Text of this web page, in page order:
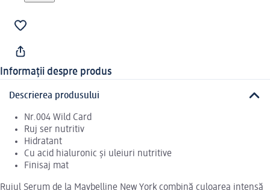
Informații despre produs
Descrierea produsului
Nr.004 Wild Card
Ruj ser nutritiv
Hidratant
Cu acid hialuronic și uleiuri nutritive
Finisaj mat
Rujul Serum de la Maybelline New York combină culoarea intensă